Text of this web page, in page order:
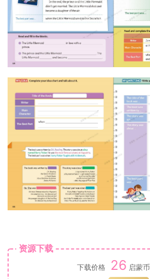
资源下载
下载价格 26 启蒙币